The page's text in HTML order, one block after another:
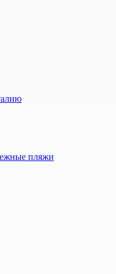
пляжи